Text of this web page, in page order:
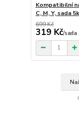
Kompatibilní
C, M, Y, sada
699 Kč
319 Kč/sada